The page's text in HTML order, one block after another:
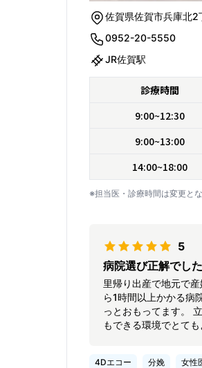
佐賀県佐賀市兵庫北
0952-20-5550
JR佐賀駅
診療時間
9:00~12:30
9:00~13:00
14:00~18:00
※担当医・診療時間は変更と
5
病院選び正解でした
里帰り出産で地元で
ら1時間以上かかる病
っとおもってます。
もできる環境でとて
4Dエコー 分娩 女性